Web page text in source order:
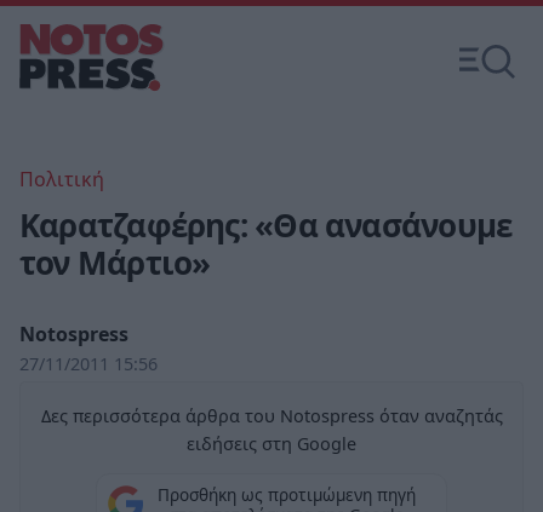
Πολιτική
Καρατζαφέρης: «Θα ανασάνουμε
τον Μάρτιο»
Notospress
27/11/2011 15:56
Δες περισσότερα άρθρα του Notospress όταν αναζητάς
ειδήσεις στη Google
Προσθήκη ως προτιμώμενη πηγή